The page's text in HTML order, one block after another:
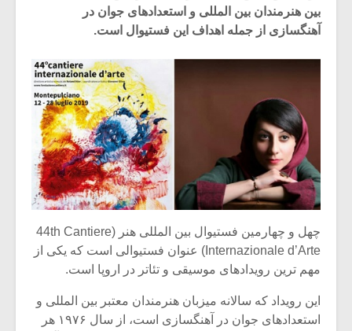
بین هنرمندان بین المللی و استعدادهای جوان در
آهنگسازی از جمله اهداف این فستیوال است.
چهل و چهارمین فستیوال بین المللی هنر (44th Cantiere
Internazionale d’Arte) عنوان فستیوالی است که یکی از
مهم ترین رویدادهای موسیقی و تئاتر در اروپا است.
این رویداد که سالانه میزبان هنرمندان معتبر بین المللی و
استعدادهای جوان در آهنگسازی است، از سال ۱۹۷۶ هر